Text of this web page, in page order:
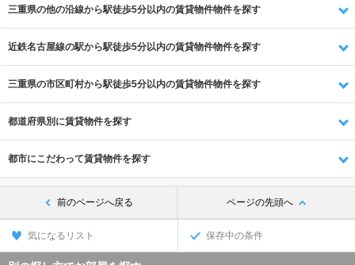
三重県の他の沿線から駅徒歩5分以内の賃貸物件物件を探す
近鉄名古屋線の駅から駅徒歩5分以内の賃貸物件物件を探す
三重県の市区町村から駅徒歩5分以内の賃貸物件物件を探す
都道府県別に賃貸物件を探す
都市にこだわって賃貸物件を探す
前のページへ戻る ページの先頭へ
気になるリスト 保存中の条件